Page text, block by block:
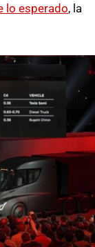
lo esperado, la